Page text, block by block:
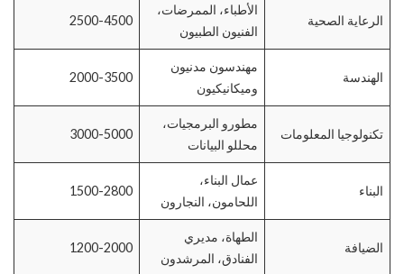
الرعاية الصحية
الأطباء، الممرضات،
الفنيون الطبيون
2500-4500
الهندسة
مهندسون مدنيون
وميكانيكيون
2000-3500
تكنولوجيا المعلومات
مطورو البرمجيات،
محللو البيانات
3000-5000
البناء
عمال البناء،
اللحامون، النجارون
1500-2800
الضيافة
الطهاة، مديري
الفنادق، المرشدون
1200-2000